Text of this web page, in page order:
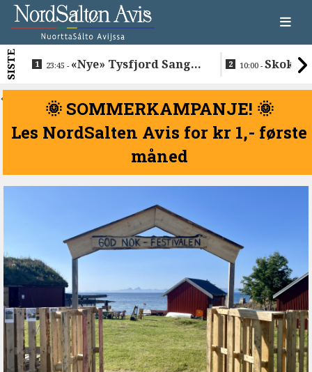
SISTE 23:45 - «Nye» Tysfjord Sang &
trommis
10:00 -
<
🌞 SOMMERKAMPANJE! 🌞
Les NordSalten Avis for kr 1,- første
måned